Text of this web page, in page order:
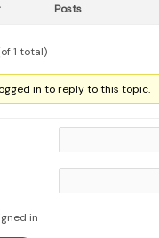
Posts
1 total)
in to reply to this topic.
in